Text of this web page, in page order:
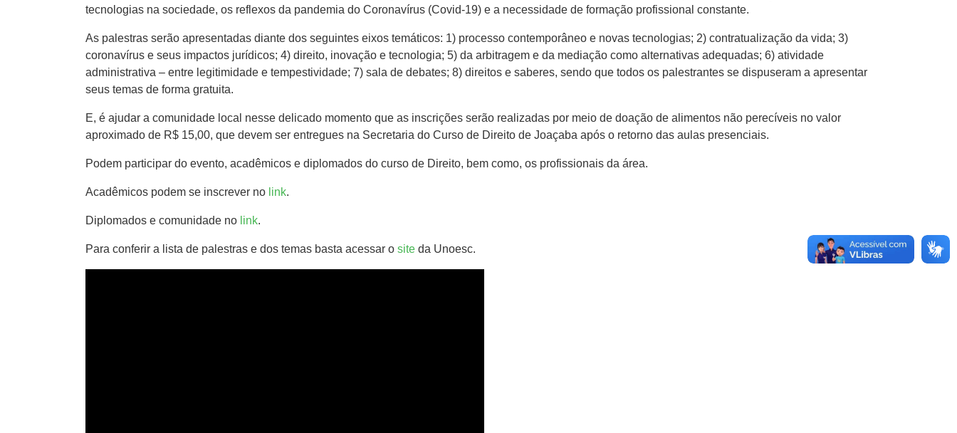
tecnologias na sociedade, os reflexos da pandemia do Coronavírus (Covid-19) e a necessidade de formação profissional constante.
As palestras serão apresentadas diante dos seguintes eixos temáticos: 1) processo contemporâneo e novas tecnologias; 2) contratualização da vida; 3)
coronavírus e seus impactos jurídicos; 4) direito, inovação e tecnologia; 5) da arbitragem e da mediação como alternativas adequadas; 6) atividade
administrativa – entre legitimidade e tempestividade; 7) sala de debates; 8) direitos e saberes, sendo que todos os palestrantes se dispuseram a apresentar
seus temas de forma gratuita.
E, é ajudar a comunidade local nesse delicado momento que as inscrições serão realizadas por meio de doação de alimentos não perecíveis no valor
aproximado de R$ 15,00, que devem ser entregues na Secretaria do Curso de Direito de Joaçaba após o retorno das aulas presenciais.
Podem participar do evento, acadêmicos e diplomados do curso de Direito, bem como, os profissionais da área.
Acadêmicos podem se inscrever no link.
Diplomados e comunidade no link.
Para conferir a lista de palestras e dos temas basta acessar o site da Unoesc.